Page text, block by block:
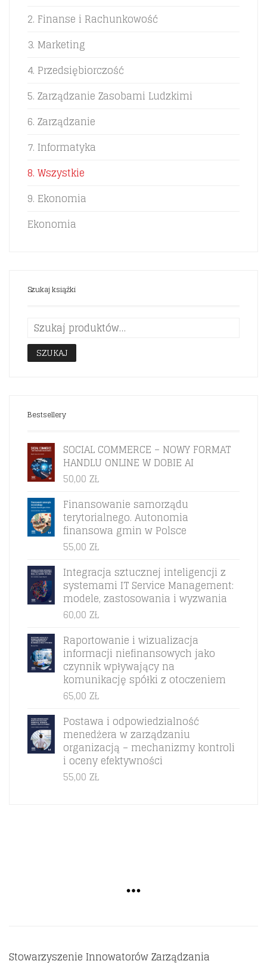
2. Finanse i Rachunkowość
3. Marketing
4. Przedsiębiorczość
5. Zarządzanie Zasobami Ludzkimi
6. Zarządzanie
7. Informatyka
8. Wszystkie
9. Ekonomia
Ekonomia
Szukaj książki
SZUKAJ
Bestsellery
SOCIAL COMMERCE – NOWY FORMAT
HANDLU ONLINE W DOBIE AI
50,00 ZŁ
Finansowanie samorządu
terytorialnego. Autonomia
finansowa gmin w Polsce
55,00 ZŁ
Integracja sztucznej inteligencji z
systemami IT Service Management:
modele, zastosowania i wyzwania
60,00 ZŁ
Raportowanie i wizualizacja
informacji niefinansowych jako
czynnik wpływający na
komunikację spółki z otoczeniem
65,00 ZŁ
Postawa i odpowiedzialność
menedżera w zarządzaniu
organizacją – mechanizmy kontroli
i oceny efektywności
55,00 ZŁ
Stowarzyszenie Innowatorów Zarządzania